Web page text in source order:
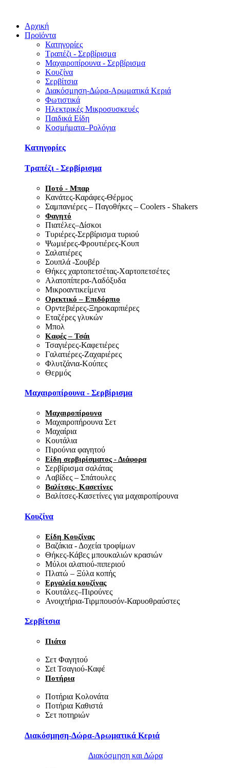
Αρχική
Προϊόντα
Κατηγορίες
Τραπέζι - Σερβίρισμα
Μαχαιροπίρουνα - Σερβίρισμα
Κουζίνα
Σερβίτσια
Διακόσμηση-Δώρα-Αρωματικά Κεριά
Φωτιστικά
Ηλεκτρικές Μικροσυσκευές
Παιδικά Είδη
Κοσμήματα–Ρολόγια
Κατηγορίες
Τραπέζι - Σερβίρισμα
Ποτό - Μπαρ
Κανάτες-Καράφες-Θέρμος
Σαμπανιέρες – Παγοθήκες – Coolers - Shakers
Φαγητό
Πιατέλες–Δίσκοι
Τυριέρες-Σερβίρισμα τυριού
Ψωμιέρες-Φρουτιέρες-Κουπ
Σαλατιέρες
Σουπλά -Σουβέρ
Θήκες χαρτοπετσέτας-Χαρτοπετσέτες
Αλατοπίπερα-Λαδόξυδα
Μικροαντικείμενα
Ορεκτικό – Επιδόρπιο
Ορντεβιέρες-Ξηροκαρπιέρες
Εταζέρες γλυκών
Μπολ
Καφές – Τσάι
Τσαγιέρες-Καφετιέρες
Γαλατιέρες-Ζαχαριέρες
Φλυτζάνια-Κούπες
Θερμός
Μαχαιροπίρουνα - Σερβίρισμα
Μαχαιροπίρουνα
Μαχαιροπήρουνα Σετ
Μαχαίρια
Κουτάλια
Πιρούνια φαγητού
Είδη σερβιρίσματος - Διάφορα
Σερβίρισμα σαλάτας
Λαβίδες – Σπάτουλες
Βαλίτσες- Κασετίνες
Βαλίτσες-Κασετίνες για μαχαιροπίρουνα
Κουζίνα
Είδη Κουζίνας
Βαζάκια - Δοχεία τροφίμων
Θήκες-Κάβες μπουκαλιών κρασιών
Μύλοι αλατιού-πιπεριού
Πλατώ – Ξύλα κοπής
Εργαλεία κουζίνας
Κουτάλες–Πιρούνες
Ανοιχτήρια-Τιρμπουσόν-Καρυοθραύστες
Σερβίτσια
Πιάτα
Σετ Φαγητού
Σεt Τσαγιού-Καφέ
Ποτήρια
Ποτήρια Κολονάτα
Ποτήρια Καθιστά
Σετ ποτηριών
Διακόσμηση-Δώρα-Αρωματικά Κεριά
Διακόσμηση και Δώρα